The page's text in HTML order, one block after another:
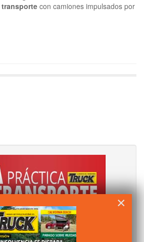
con camiones impulsados por
×